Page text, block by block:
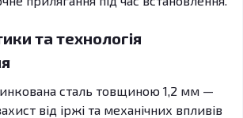
та технологія
сталь товщиною 1,2 мм —
від іржі та механічних впливів